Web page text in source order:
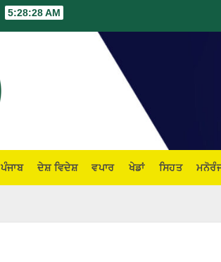
5:28:29 AM
ਪੰਜਾਬ ਦੇਸ਼ ਵਿਦੇਸ਼ ਵਪਾਰ ਖੇਡਾਂ ਸਿਹਤ